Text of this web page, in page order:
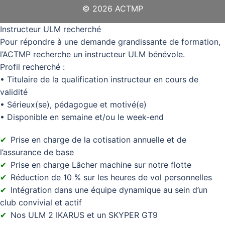
© 2026 ACTMP
Instructeur ULM recherché
Pour répondre à une demande grandissante de formation,
l’ACTMP recherche un instructeur ULM bénévole.
Profil recherché :
• Titulaire de la qualification instructeur en cours de
validité
• Sérieux(se), pédagogue et motivé(e)
• Disponible en semaine et/ou le week-end
Prise en charge de la cotisation annuelle et de
l’assurance de base
Prise en charge Lâcher machine sur notre flotte
Réduction de 10 % sur les heures de vol personnelles
Intégration dans une équipe dynamique au sein d’un
club convivial et actif
Nos ULM 2 IKARUS et un SKYPER GT9